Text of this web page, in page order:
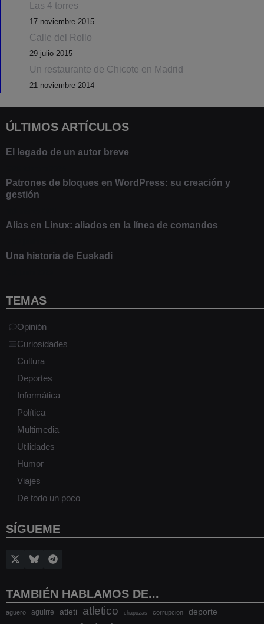
Las 4 torres
17 noviembre 2015
Calle del Rollo
29 julio 2015
Un restaurante de Chicote en Madrid
21 noviembre 2014
ÚLTIMOS ARTÍCULOS
El legado de un autor breve
Patrones de bloques en WordPress: su creación y
gestión
Alias en Linux: aliados en la línea de comandos
Una historia de Euskadi
TEMAS
Opinión
Curiosidades
Cultura
Deportes
Informática
Política
Multimedia
Utilidades
Humor
Viajes
De todo un poco
SÍGUEME
TAMBIÉN HABLAMOS DE...
aguero aguirre atleti atletico chapuzas corrupcion deporte